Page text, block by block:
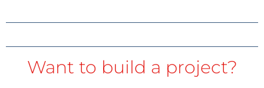
Want to build a project?